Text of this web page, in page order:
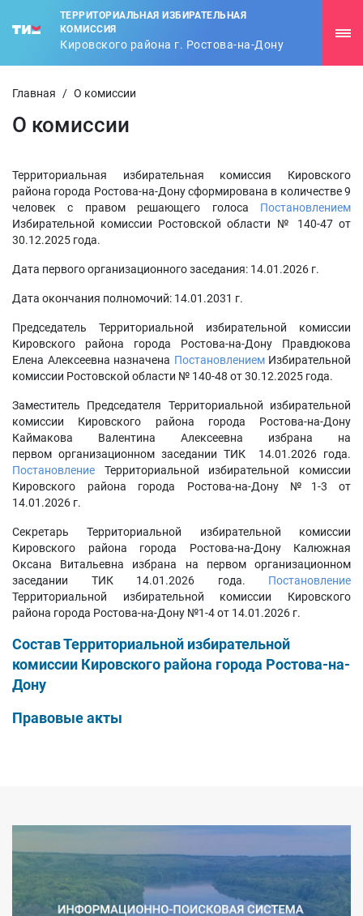
ТЕРРИТОРИАЛЬНАЯ ИЗБИРАТЕЛЬНАЯ
КОМИССИЯ
Кировского района г. Ростова-на-Дону
Главная / О комиссии
О комиссии
Территориальная избирательная комиссия Кировского
района города Ростова-на-Дону сформирована в количестве 9
человек с правом решающего голоса Постановлением
Избирательной комиссии Ростовской области № 140-47 от
30.12.2025 года.
Дата первого организационного заседания: 14.01.2026 г.
Дата окончания полномочий: 14.01.2031 г.
Председатель Территориальной избирательной комиссии
Кировского района города Ростова-на-Дону Правдюкова
Елена Алексеевна назначена ПостановлениемИзбирательной
комиссии Ростовской области № 140-48 от 30.12.2025 года.
Заместитель Председателя Территориальной избирательной
комиссии Кировского района города Ростова-на-Дону
Каймакова Валентина Алексеевна избрана на
первом организационном заседании ТИК 14.01.2026 года.
Постановление Территориальной избирательной комиссии
Кировского района города Ростова-на-Дону №1-3 от
14.01.2026 г.
Секретарь Территориальной избирательной комиссии
Кировского района города Ростова-на-Дону Калюжная
Оксана Витальевна избрана на первом организационном
заседании ТИК 14.01.2026 года. Постановление
Территориальной избирательной комиссии Кировского
района города Ростова-на-Дону №1-4 от 14.01.2026 г.
Состав Территориальной избирательной
комиссии Кировского района города Ростова-на-
Дону
Правовые акты